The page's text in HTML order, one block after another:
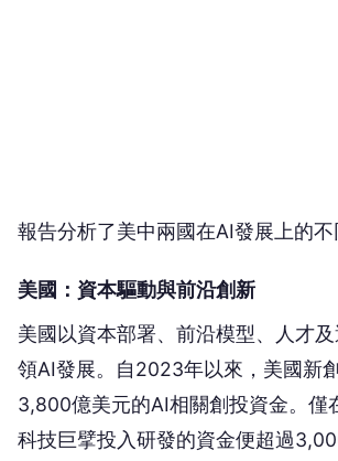
報告分析了美中兩國在AI發展上的不
美國：資本驅動與前沿創新
美國以資本部署、前沿模型、人才及
領AI發展。自2023年以來，美國新
3,800億美元的AI相關創投資金。僅
科技巨擘投入研發的資金便超過